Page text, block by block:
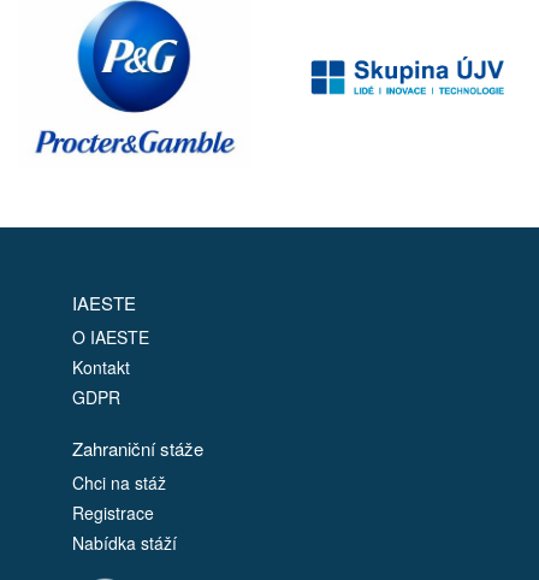
IAESTE
O IAESTE
Kontakt
GDPR
Zahraniční stáže
Chci na stáž
Registrace
Nabídka stáží